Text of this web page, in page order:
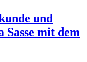
und
mit dem